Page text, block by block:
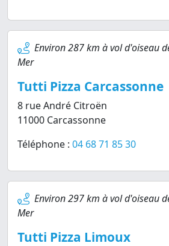
Environ 287 km à vol d'oiseau
Mer
Tutti Pizza Carcassonne
8 rue André Citroën
11000 Carcassonne
Téléphone : 04 68 71 85 30
Environ 297 km à vol d'oiseau
Mer
Tutti Pizza Limoux